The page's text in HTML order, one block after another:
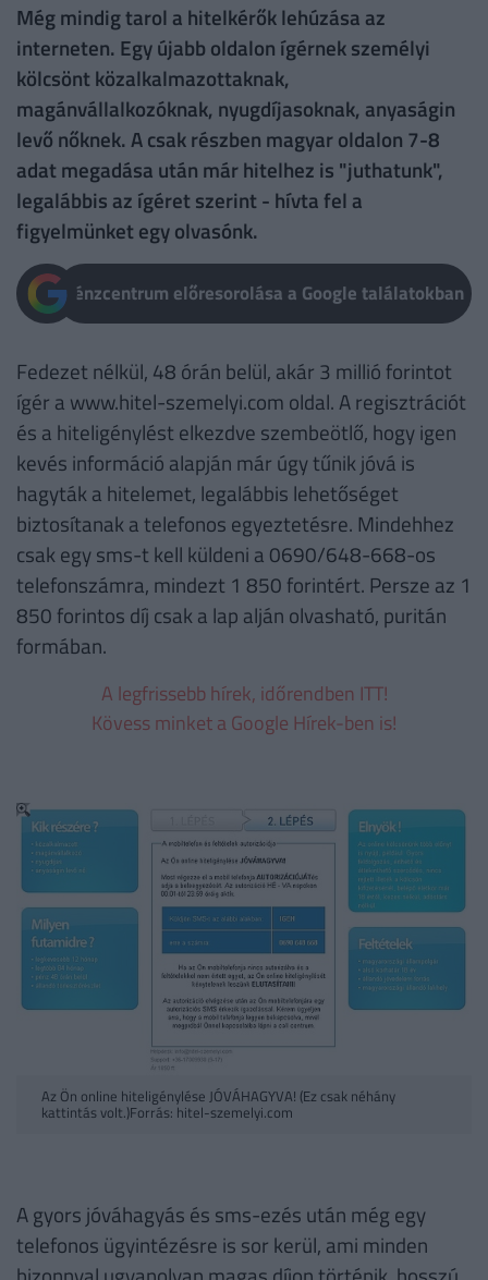
Még mindig tarol a hitelkérők lehúzása az
interneten. Egy újabb oldalon ígérnek személyi
kölcsönt közalkalmazottaknak,
magánvállalkozóknak, nyugdíjasoknak, anyaságin
levő nőknek. A csak részben magyar oldalon 7-8
adat megadása után már hitelhez is "juthatunk",
legalábbis az ígéret szerint - hívta fel a
figyelmünket egy olvasónk.
Pénzcentrum előresorolása a Google találatokban
Fedezet nélkül, 48 órán belül, akár 3 millió forintot
ígér a www.hitel-szemelyi.com oldal. A regisztrációt
és a hiteligénylést elkezdve szembeötlő, hogy igen
kevés információ alapján már úgy tűnik jóvá is
hagyták a hitelemet, legalábbis lehetőséget
biztosítanak a telefonos egyeztetésre. Mindehhez
csak egy sms-t kell küldeni a 0690/648-668-os
telefonszámra, mindezt 1 850 forintért. Persze az 1
850 forintos díj csak a lap alján olvasható, puritán
formában.
A legfrissebb hírek, időrendben ITT!
Kövess minket a Google Hírek-ben is!
Az Ön online hiteligénylése JÓVÁHAGYVA! (Ez csak néhány
kattintás volt.)Forrás: hitel-szemelyi.com
A gyors jóváhagyás és sms-ezés után még egy
telefonos ügyintézésre is sor kerül, ami minden